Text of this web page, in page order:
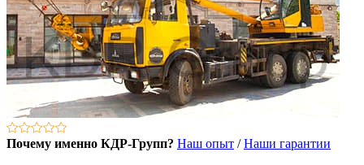
Почему именно КДР-Групп? Наш опыт /Наши гарантии